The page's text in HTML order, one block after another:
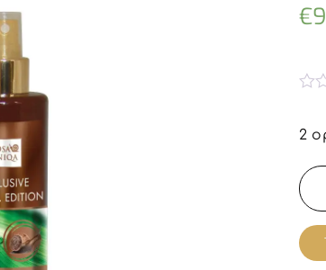
€
w
r
d
e
r
d
0
2